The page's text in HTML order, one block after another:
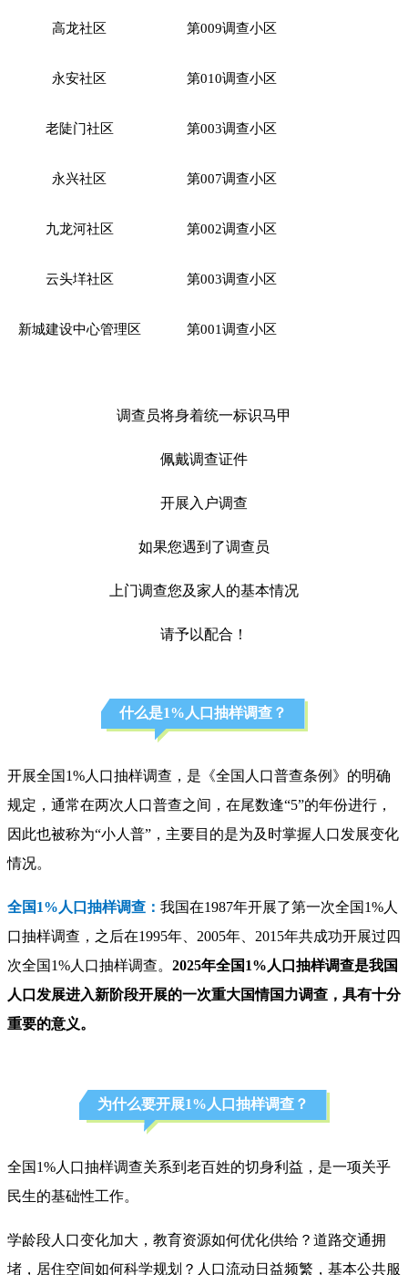
高龙社区 第009调查小区
永安社区 第010调查小区
老陡门社区 第003调查小区
永兴社区 第007调查小区
九龙河社区 第002调查小区
云头垟社区 第003调查小区
新城建设中心管理区 第001调查小区
调查员将身着统一标识马甲
佩戴调查证件
开展入户调查
如果您遇到了调查员
上门调查您及家人的基本情况
请予以配合！
什么是1%人口抽样调查？
开展全国1%人口抽样调查，是《全国人口普查条例》的明确
规定，通常在两次人口普查之间，在尾数逢“5”的年份进行，
因此也被称为“小人普”，主要目的是为及时掌握人口发展变化
情况。
全国1%人口抽样调查： 我国在1987年开展了第一次全国1%人
口抽样调查，之后在1995年、2005年、2015年共成功开展过四
次全国1%人口抽样调查。 2025年全国1%人口抽样调查是我国
人口发展进入新阶段开展的一次重大国情国力调查，具有十分
重要的意义。
为什么要开展1%人口抽样调查？
全国1%人口抽样调查关系到老百姓的切身利益，是一项关乎
民生的基础性工作。
学龄段人口变化加大，教育资源如何优化供给？道路交通拥
堵，居住空间如何科学规划？人口流动日益频繁，基本公共服